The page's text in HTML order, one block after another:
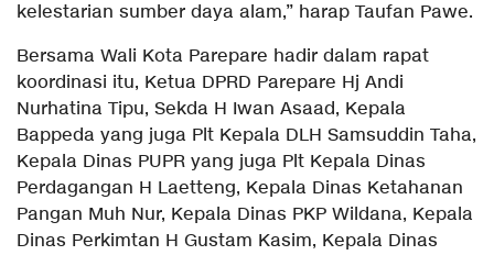
kelestarian sumber daya alam,” harap Taufan Pawe.
Bersama Wali Kota Parepare hadir dalam rapat
koordinasi itu, Ketua DPRD Parepare Hj Andi
Nurhatina Tipu, Sekda H Iwan Asaad, Kepala
Bappeda yang juga Plt Kepala DLH Samsuddin Taha,
Kepala Dinas PUPR yang juga Plt Kepala Dinas
Perdagangan H Laetteng, Kepala Dinas Ketahanan
Pangan Muh Nur, Kepala Dinas PKP Wildana, Kepala
Dinas Perkimtan H Gustam Kasim, Kepala Dinas